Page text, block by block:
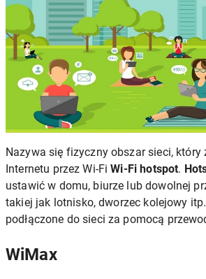
Nazywa się fizyczny obszar sieci, który
Internetu przez Wi-FiWi-Fi hotspot.
ustawić w domu, biurze lub dowolnej
takiej jak lotnisko, dworzec kolejowy
podłączone do sieci za pomocą
WiMax